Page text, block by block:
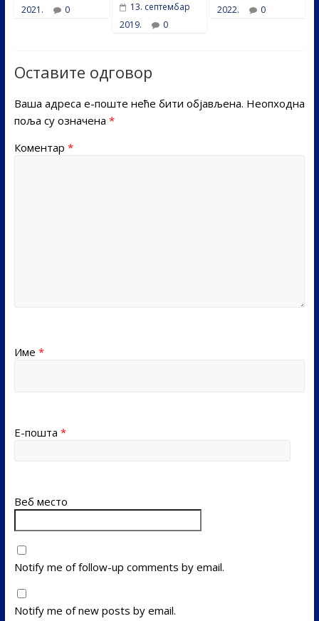
2021.
0
13. септембар
2019.
0
2022.
0
Оставите одговор
Ваша адреса е-поште неће бити објављена. Неопходна
поља су означена *
Коментар *
Име *
Е-пошта *
Веб место
Notify me of follow-up comments by email.
Notify me of new posts by email.